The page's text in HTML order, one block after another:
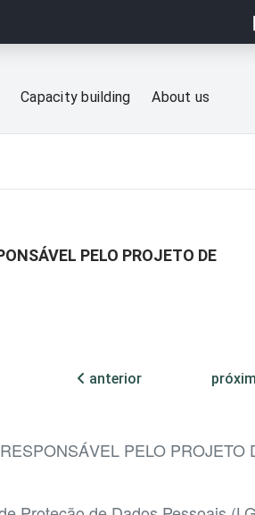
Capacity building About us
PELO PROJETO DE
anterior
PELO PROJETO